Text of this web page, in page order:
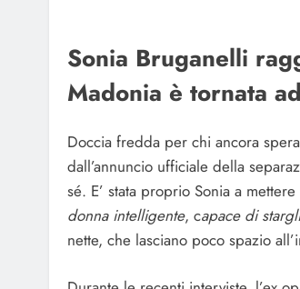
Sonia Bruganelli
Madonia è tornata
Doccia fredda per chi ancora
dall’annuncio ufficiale della
sé. E’ stata proprio Sonia a
donna intelligente, capace di
nette, che lasciano poco spazio